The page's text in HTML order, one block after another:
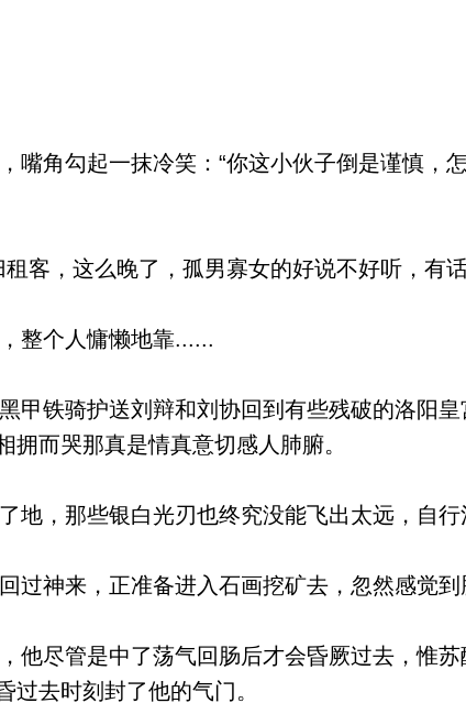
角勾起一抹冷笑：“你这小伙子倒是谨慎，
客，这么晚了，孤男寡女的好说不好听，有
整个人慵懒地靠......
甲铁骑护送刘辩和刘协回到有些残破的洛阳皇
拥而哭那真是情真意切感人肺腑。
，那些银白光刃也终究没能飞出太远，自行
神来，正准备进入石画挖矿去，忽然感觉到
尽管是中了荡气回肠后才会昏厥过去，惟苏
过去时刻封了他的气门。